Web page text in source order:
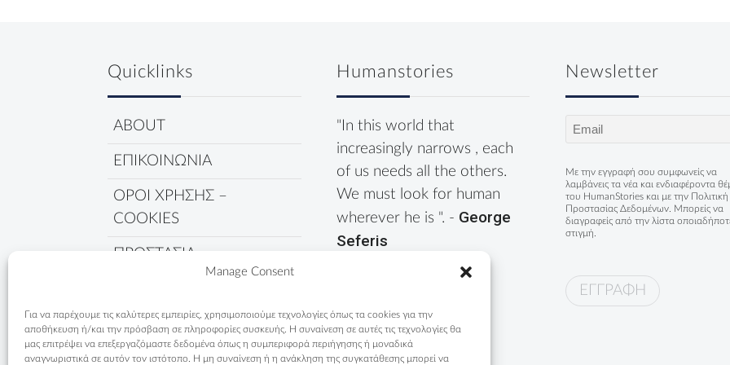
Manage Consent
Για να παρέχουμε τις καλύτερες εμπειρίες, χρησιμοποιούμε τεχνολογίες όπως τα cookies για την
αποθήκευση ή/και την πρόσβαση σε πληροφορίες συσκευής. Η συναίνεση σε αυτές τις τεχνολογίες θα
μας επιτρέψει να επεξεργαζόμαστε δεδομένα όπως η συμπεριφορά περιήγησης ή μοναδικά
αναγνωριστικά σε αυτόν τον ιστότοπο. Η μη συναίνεση ή η ανάκληση της συγκατάθεσης μπορεί να
Quicklinks
ABOUT
ΕΠΙΚΟΙΝΩΝΙΑ
ΟΡΟΙ ΧΡΗΣΗΣ –
COOKIES
ΠΡΟΣΤΑΣΙΑ
ΔΕΔΟΜΕΝΩΝ
ΠΟΛΙΤΙΚΗ COOKIES
Humanstories
"In this world that
increasingly narrows , each
of us needs all the others.
We must look for human
wherever he is ". - George
Seferis
Newsletter
Email
Με την εγγραφή σου συμφωνείς να
λαμβάνεις τα νέα και ενδιαφέροντα
του HumanStories και με την
Πολιτική
Προστασίας Δεδομένων. Μπορείς να
διαγραφείς από την λίστα
στιγμή.